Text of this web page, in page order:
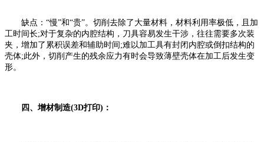
缺点：“慢”和“贵”。切削去除了大量材料，材料利用率极低，且加
工时间长;对于复杂的内腔结构，刀具容易发生干涉，往往需要多次装
夹，增加了累积误差和辅助时间;难以加工具有封闭内腔或倒扣结构的
壳体;此外，切削产生的残余应力有时会导致薄壁壳体在加工后发生变
形。
四、增材制造(3D打印)：